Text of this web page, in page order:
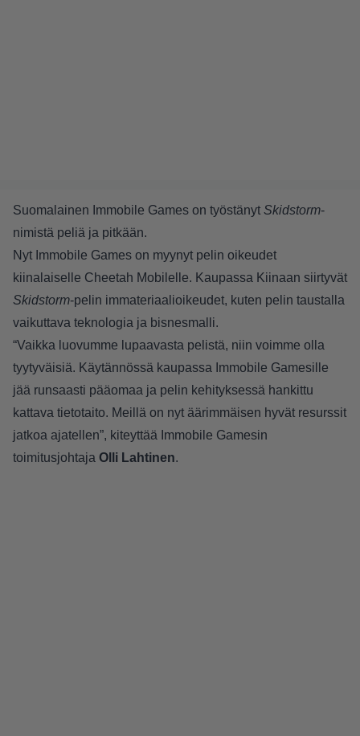
Suomalainen Immobile Games on työstänyt Skidstorm-
nimistä peliä ja pitkään.
Nyt Immobile Games on myynyt pelin oikeudet
kiinalaiselle Cheetah Mobilelle. Kaupassa Kiinaan siirtyvät
Skidstorm-pelin immateriaalioikeudet, kuten pelin taustalla
vaikuttava teknologia ja bisnesmalli.
“Vaikka luovumme lupaavasta pelistä, niin voimme olla
tyytyväisiä. Käytännössä kaupassa Immobile Gamesille
jää runsaasti pääomaa ja pelin kehityksessä hankittu
kattava tietotaito. Meillä on nyt äärimmäisen hyvät resurssit
jatkoa ajatellen”, kiteyttää Immobile Gamesin
toimitusjohtaja Olli Lahtinen.